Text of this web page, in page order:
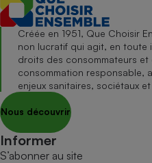
Créée en 1951, Que Choisir
non lucratif qui agit, en toute
droits des consommateurs
consommation responsable,
enjeux sanitaires, sociétaux
Nous découvrir
Informer
S’abonner au site